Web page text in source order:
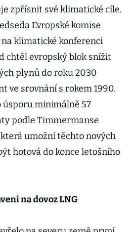
zpřísnit své klimatické cíle.
Evropské komise
klimatické konferenci
chtěl evropský blok snížit
plynů do roku 2030
ve srovnání s rokem 1990.
úsporu minimálně 57
podle Timmermanse
umožní těchto nových
hotová do konce letošního
na dovoz LNG